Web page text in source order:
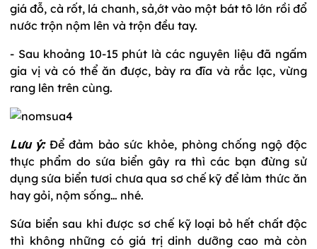
giá đỗ, cà rốt, lá chanh, sả,ớt vào một bát tô lớn rồi đổ
nước trộn nộm lên và trộn đều tay.
- Sau khoảng 10-15 phút là các nguyên liệu đã ngấm
gia vị và có thể ăn được, bày ra đĩa và rắc lạc, vừng
rang lên trên cùng.
Lưu ý:Để đảm bảo sức khỏe, phòng chống ngộ độc
thực phẩm do sứa biển gây ra thì các bạn đừng sử
dụng sứa biển tươi chưa qua sơ chế kỹ để làm thức ăn
hay gỏi, nộm sống… nhé.
Sứa biển sau khi được sơ chế kỹ loại bỏ hết chất độc
thì không những có giá trị dinh dưỡng cao mà còn